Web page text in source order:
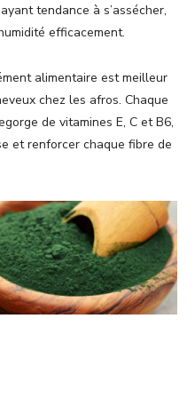
tendance à s’assécher,
efficacement.
alimentaire est meilleur
chez les afros. Chaque
de vitamines E, C et B6,
et renforcer chaque fibre de